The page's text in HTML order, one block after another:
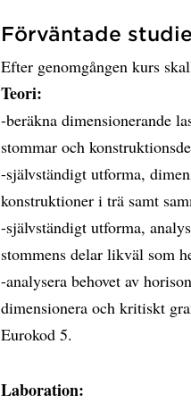
Förväntade
Efter genomgången kurs
Teori:
-beräkna dimensionerande
stommar och
-självständigt utforma,
konstruktioner i trä samt
-självständigt utforma,
stommens delar likväl som
-analysera behovet av
dimensionera och kritiskt
Eurokod 5.
Laboration: